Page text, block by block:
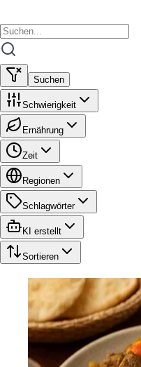
Suchen
Schwierigkeit
Ernährung
Zeit
Regionen
Schlagwörter
KI erstellt
Sortieren